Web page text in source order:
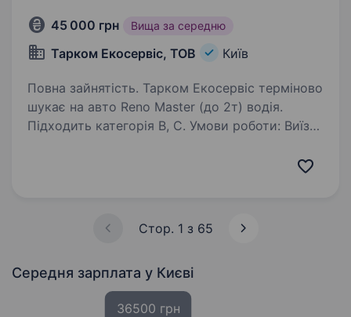
45 000 грн Вища за середню
Тарком Екосервіс, ТОВ Київ
Повна зайнятість. Тарком Екосервіс терміново
шукає на авто Reno Master (до 2т) водія.
Підходить категорія B, C. Умови роботи: Виїзд
випробувального терміну зарплата 40 000 грн
Стор. 1 з 65
Середня зарплата у Києві
36500 грн